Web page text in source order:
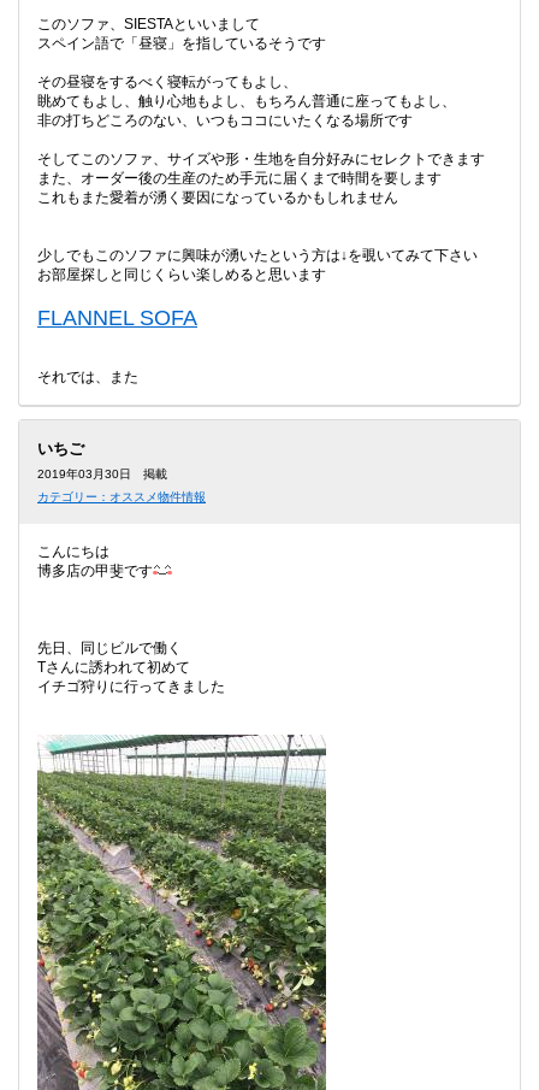
このソファ、SIESTAといいまして
スペイン語で「昼寝」を指しているそうです
その昼寝をするべく寝転がってもよし、
眺めてもよし、触り心地もよし、もちろん普通に座ってもよし、
非の打ちどころのない、いつもココにいたくなる場所です
そしてこのソファ、サイズや形・生地を自分好みにセレクトできます
また、オーダー後の生産のため手元に届くまで時間を要します
これもまた愛着が湧く要因になっているかもしれません
少しでもこのソファに興味が湧いたという方は↓を覗いてみて下さい
お部屋探しと同じくらい楽しめると思います
FLANNEL SOFA
それでは、また
いちご
2019年03月30日 掲載
カテゴリー：オススメ物件情報
こんにちは
博多店の甲斐です
先日、同じビルで働く
Tさんに誘われて初めて
イチゴ狩りに行ってきました